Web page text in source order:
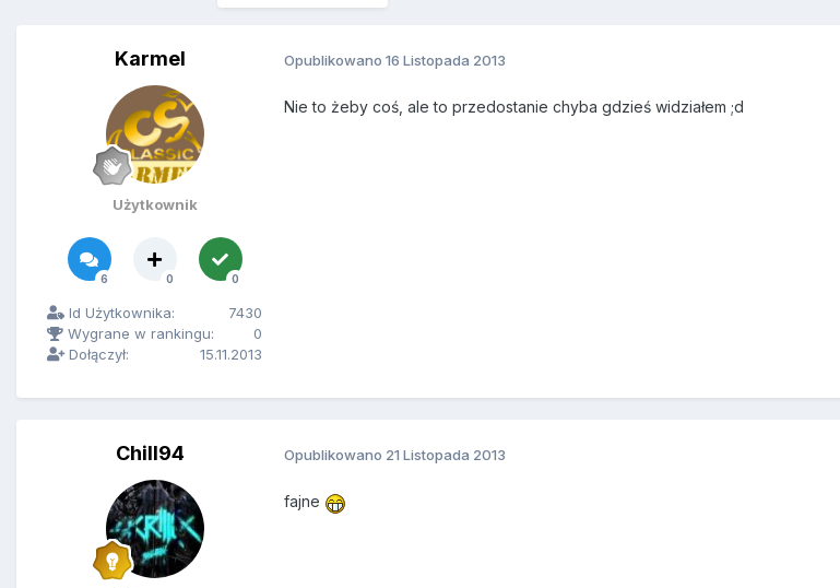
Karmel
Użytkownik
6 0 0
Id Użytkownika:
7430
Wygrane w rankingu:
0
Dołączył:
15.11.2013
Opublikowano 16 Listopada 2013
Nie to żeby coś, ale to przedostanie chyba gdzieś widziałem ;d
Chill94 Opublikowano 21 Listopada 2013
fajne